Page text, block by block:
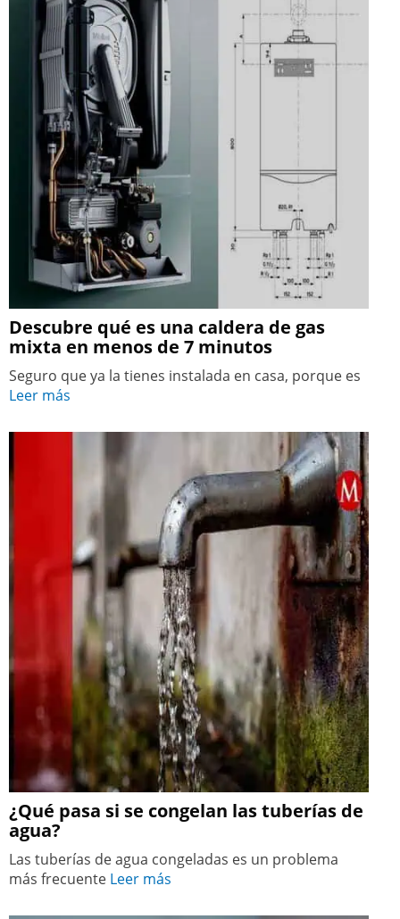
Descubre qué es una caldera de gas
mixta en menos de 7 minutos
Seguro que ya la tienes instalada en casa, porque es
Leer más
¿Qué pasa si se congelan las tuberías de
agua?
Las tuberías de agua congeladas es un problema
más frecuente Leer más